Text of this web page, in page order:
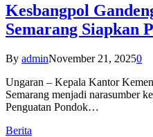
Kesbangpol
Semarang Siapkan
By adminNovember 21, 20250
Ungaran – Kepala Kantor
Semarang menjadi narasumber
Penguatan Pondok…
Berita